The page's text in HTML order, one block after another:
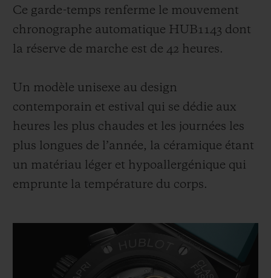
Ce garde-temps renferme le mouvement
chronographe automatique HUB1143 dont
la réserve de marche est de 42 heures.
Un modèle unisexe au design
contemporain et estival qui se dédie aux
heures les plus chaudes et les journées les
plus longues de l’année, la céramique étant
un matériau léger et hypoallergénique qui
emprunte la température du corps.